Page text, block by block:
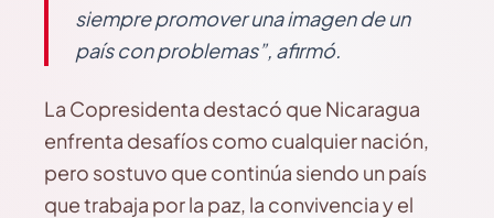
siempre promover una imagen de un
país con problemas”, afirmó.
La Copresidenta destacó que Nicaragua
enfrenta desafíos como cualquier nación,
pero sostuvo que continúa siendo un país
que trabaja por la paz, la convivencia y el